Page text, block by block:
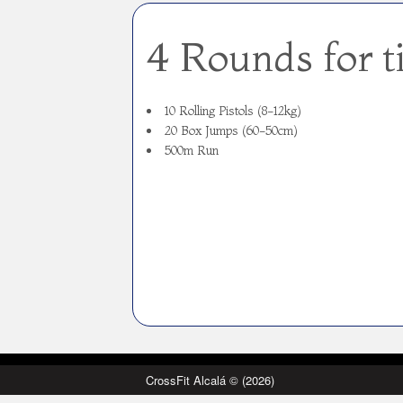
4 Rounds for
10 Rolling Pistols (8-12kg)
20 Box Jumps (60-50cm)
500m Run
CrossFit Alcalá © (2026)